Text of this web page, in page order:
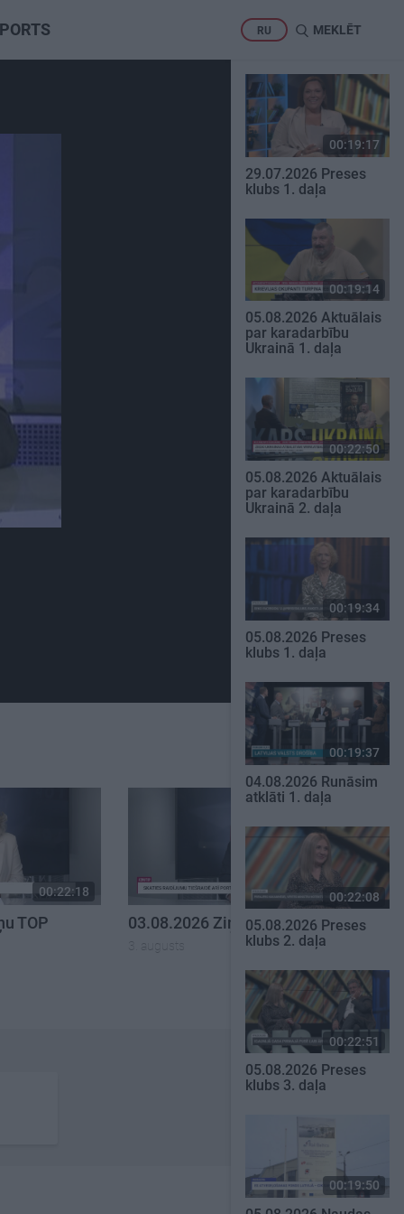
RU MEKLĒT
00:22:18
TOP 03.08.2026 Ziņu TOP
3. augusts
00:19:17
29.07.2026 Preses
klubs 1. daļa
00:19:14
05.08.2026 Aktuālais
par karadarbību
Ukrainā 1. daļa
00:22:50
05.08.2026 Aktuālais
par karadarbību
Ukrainā 2. daļa
00:19:34
05.08.2026 Preses
klubs 1. daļa
00:19:37
04.08.2026 Runāsim
atklāti 1. daļa
00:22:08
05.08.2026 Preses
klubs 2. daļa
00:22:51
05.08.2026 Preses
klubs 3. daļa
00:19:50